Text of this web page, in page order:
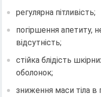
регулярна пітливість;
погіршення апетиту,
відсутність;
стійка блідість
оболонок;
зниження маси тіла в